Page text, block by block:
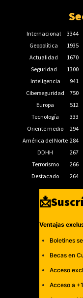
Internacional
3344
Geopolítica
1935
Actualidad
1670
Seguridad
1300
Inteligencia
941
Ciberseguridad
750
Europa
512
Tecnología
333
Oriente medio
294
América del Norte 284
DDHH
267
Terrorismo
266
Destacado
264
Ventajas
Boletines
Becas en
Acceso
Acceso a